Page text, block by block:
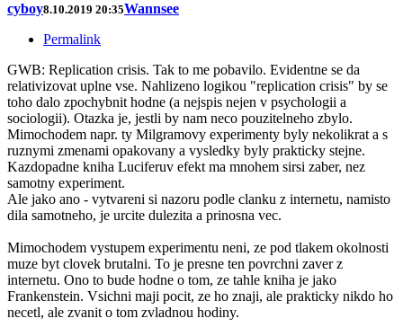
cyboy8.10.2019 20:35Wannsee
Permalink
GWB: Replication crisis. Tak to me pobavilo. Evidentne se da
relativizovat uplne vse. Nahlizeno logikou "replication crisis" by se
toho dalo zpochybnit hodne (a nejspis nejen v psychologii a
sociologii). Otazka je, jestli by nam neco pouzitelneho zbylo.
Mimochodem napr. ty Milgramovy experimenty byly nekolikrat a s
ruznymi zmenami opakovany a vysledky byly prakticky stejne.
Kazdopadne kniha Luciferuv efekt ma mnohem sirsi zaber, nez
samotny experiment.
Ale jako ano - vytvareni si nazoru podle clanku z internetu, namisto
dila samotneho, je urcite dulezita a prinosna vec.
Mimochodem vystupem experimentu neni, ze pod tlakem okolnosti
muze byt clovek brutalni. To je presne ten povrchni zaver z
internetu. Ono to bude hodne o tom, ze tahle kniha je jako
Frankenstein. Vsichni maji pocit, ze ho znaji, ale prakticky nikdo ho
necetl, ale zvanit o tom zvladnou hodiny.